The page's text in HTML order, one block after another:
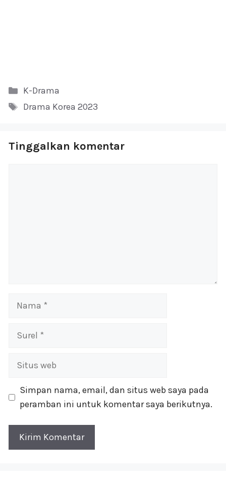
Kategori
K-Drama
Tag
Drama Korea 2023
Tinggalkan komentar
Nama
Surel
Situs
Simpan nama, email, dan situs web saya pada
peramban ini untuk komentar saya berikutnya.